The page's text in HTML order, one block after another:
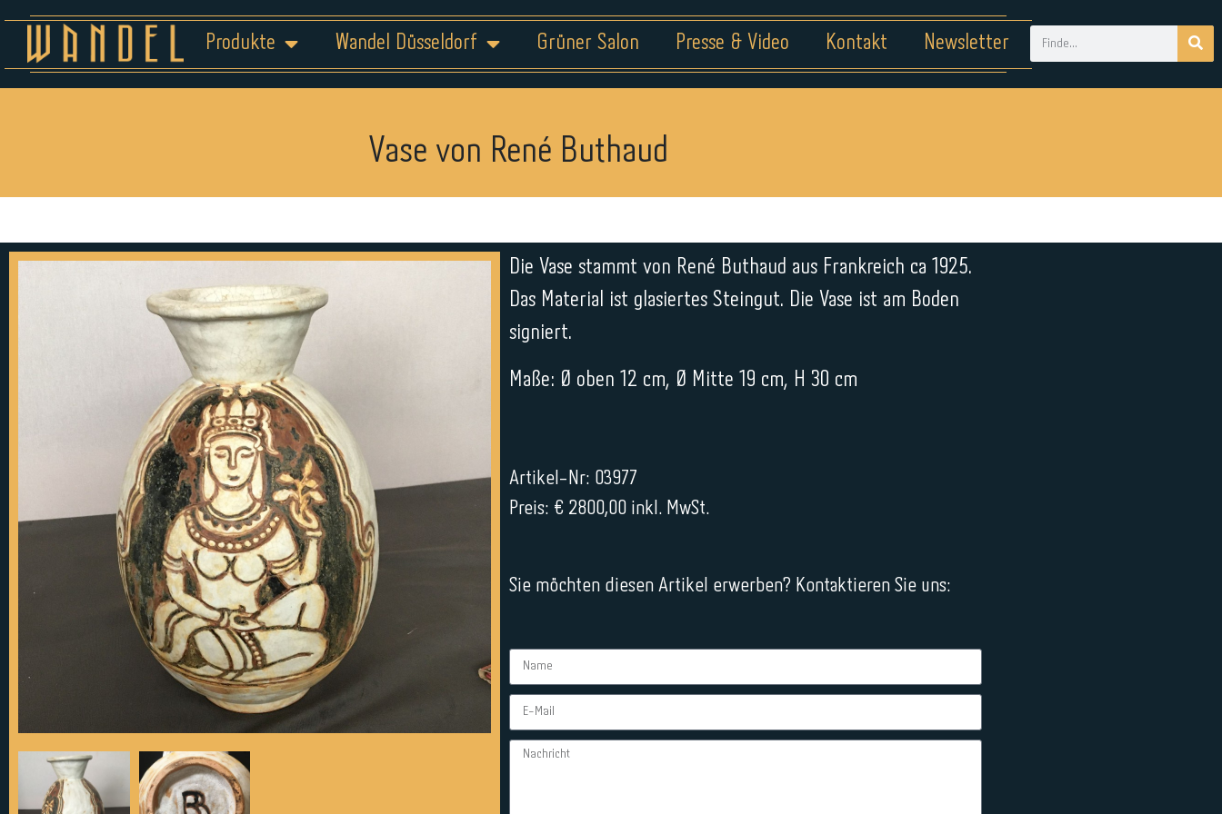
Produkte Wandel Düsseldorf Grüner Salon Presse & Video Kontakt Newsletter
Vase von René Buthaud
Die Vase stammt von René Buthaud aus Frankreich ca 1925.
Das Material ist glasiertes Steingut. Die Vase ist am Boden
signiert.
Maße: Ø oben 12 cm, Ø Mitte 19 cm, H 30 cm
Artikel-Nr: 03977
Preis: € 2800,00 inkl. MwSt.
Sie möchten diesen Artikel erwerben? Kontaktieren Sie uns: